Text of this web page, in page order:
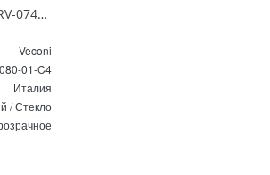
Душевой угол Veconi Rovigo RV-074B, 1200х800х1950 черный, стекло прозрачное
Veconi
01-C4
Италия
/ Стекло